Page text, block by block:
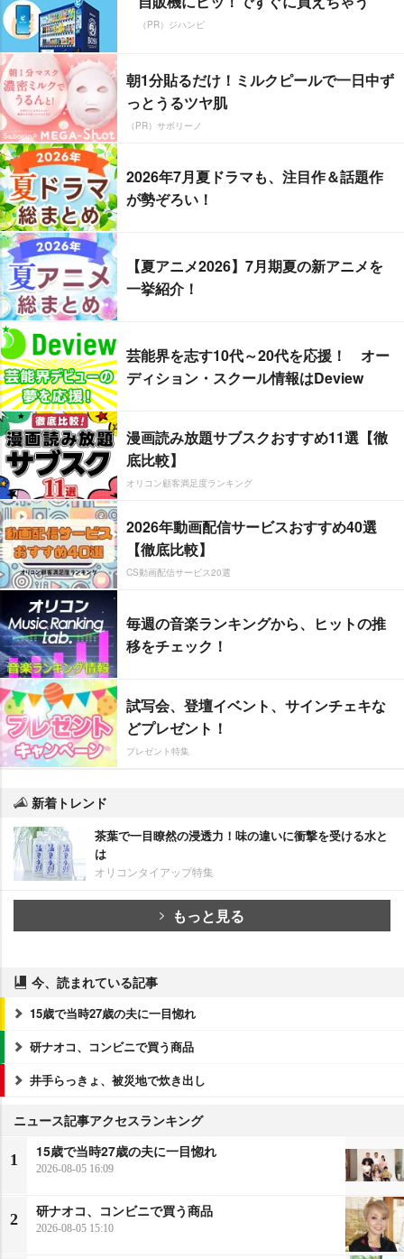
（PR）ジハンピ
朝1分貼るだけ！ミルクピールで一日中ず
っとうるツヤ肌
（PR）サボリーノ
2026年7月夏ドラマも、注目作＆話題作
が勢ぞろい！
【夏アニメ2026】7月期夏の新アニメを
一挙紹介！
芸能界を志す10代～20代を応援！ オー
ディション・スクール情報はDeview
漫画読み放題サブスクおすすめ11選【徹
底比較】
オリコン顧客満足度ランキング
2026年動画配信サービスおすすめ40選
【徹底比較】
CS動画配信サービス20選
毎週の音楽ランキングから、ヒットの推
移をチェック！
試写会、登壇イベント、サインチェキな
どプレゼント！
プレゼント特集
新着トレンド
茶葉で一目瞭然の浸透力！味の違いに衝撃を受ける水と
は
オリコンタイアップ特集
もっと見る
今、読まれている記事
15歳で当時27歳の夫に一目惚れ
研ナオコ、コンビニで買う商品
井手らっきょ、被災地で炊き出し
ニュース記事アクセスランキング
1
15歳で当時27歳の夫に一目惚れ
2026-08-05 16:09
2
研ナオコ、コンビニで買う商品
2026-08-05 15:10